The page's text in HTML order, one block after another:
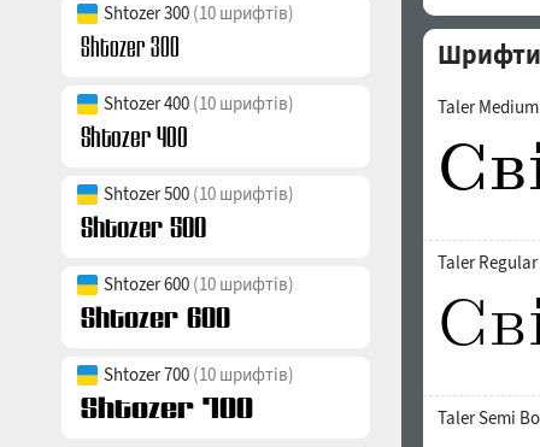
Shtozer 300 (10 шрифтів)
Shtozer 400 (10 шрифтів)
Shtozer 500 (10 шрифтів)
Shtozer 600 (10 шрифтів)
Shtozer 700 (10 шрифтів)
Шрифти
Taler
Taler
Taler Semi